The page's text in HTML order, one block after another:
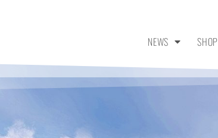
NEWS SHOP